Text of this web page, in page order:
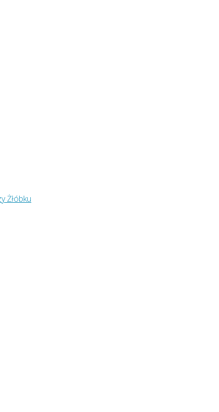
Żłóbku
Zespół Charytatywny zorganizował dla dzieci zabawę
inaczej niż na co dzień, zamieniła się w prawdziwą salę
zachęcała do wesołej zabawy. Zanim rozpoczął się bal,
z której dowiedziały się co to jest karnawał oraz
Po tym materiale edukacyjnym przyszedł czas na bal